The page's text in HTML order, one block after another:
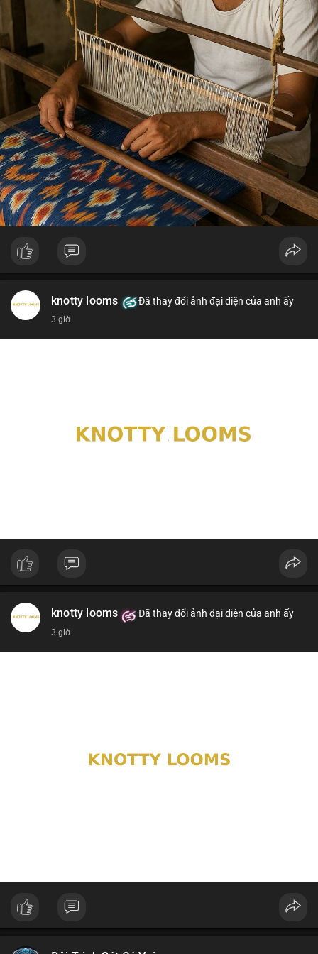
knotty looms Đã thay đổi ảnh đại diện của anh ấy
3 giờ
knotty looms Đã thay đổi ảnh đại diện của anh ấy
3 giờ